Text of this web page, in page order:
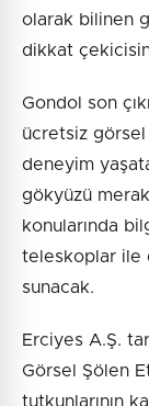
olarak bilinen
dikkat
Gondol son
ücretsiz görsel
deneyim
gökyüzü
konularında
teleskoplar ile
sunacak.
Erciyes A.Ş.
Görsel Şölen
tutkunlarının